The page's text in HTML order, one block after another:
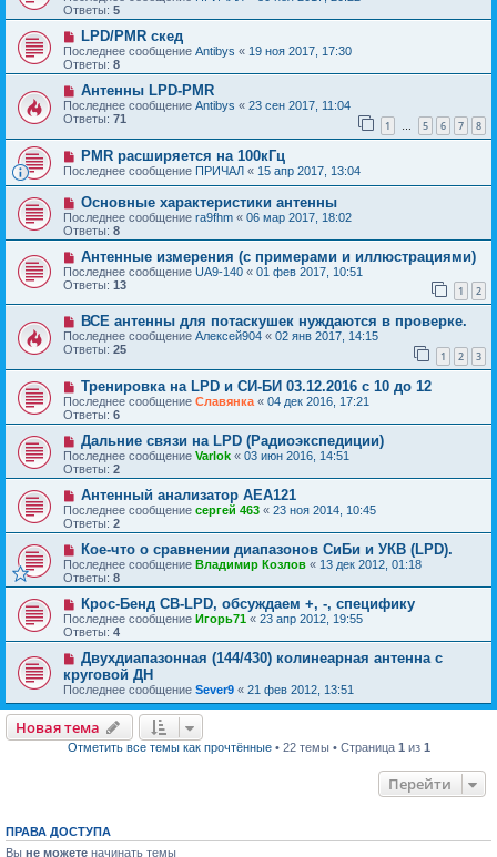
Ответы: 5
LPD/PMR скед
Последнее сообщение Antibys « 19 ноя 2017, 17:30
Ответы: 8
Антенны LPD-PMR
Последнее сообщение Antibys « 23 сен 2017, 11:04
Ответы: 71 1 … 5 6 7 8
PMR расширяется на 100кГц
Последнее сообщение ПРИЧАЛ « 15 апр 2017, 13:04
Основные характеристики антенны
Последнее сообщение ra9fhm « 06 мар 2017, 18:02
Ответы: 8
Антенные измерения (с примерами и иллюстрациями)
Последнее сообщение UA9-140 « 01 фев 2017, 10:51
Ответы: 13 1 2
ВСЕ антенны для потаскушек нуждаются в проверке.
Последнее сообщение Алексей904 « 02 янв 2017, 14:15
Ответы: 25 1 2 3
Тренировка на LPD и СИ-БИ 03.12.2016 c 10 до 12
Последнее сообщение Славянка « 04 дек 2016, 17:21
Ответы: 6
Дальние связи на LPD (Радиоэкспедиции)
Последнее сообщение Varlok « 03 июн 2016, 14:51
Ответы: 2
Антенный анализатор AEA121
Последнее сообщение сергей 463 « 23 ноя 2014, 10:45
Ответы: 2
Кое-что о сравнении диапазонов СиБи и УКВ (LPD).
Последнее сообщение Владимир Козлов « 13 дек 2012, 01:18
Ответы: 8
Крос-Бенд СВ-LPD, обсуждаем +, -, специфику
Последнее сообщение Игорь71 « 23 апр 2012, 19:55
Ответы: 4
Двухдиапазонная (144/430) колинеарная антенна с
круговой ДН
Последнее сообщение Sever9 « 21 фев 2012, 13:51
Новая тема
Отметить все темы как прочтённые• 22 темы • Страница 1 из 1
Перейти
ПРАВА ДОСТУПА
Вы не можете начинать темы